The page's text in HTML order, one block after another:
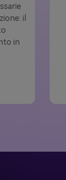
il
in